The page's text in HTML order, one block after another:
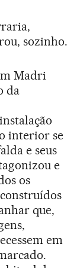
sozinho.
Madri
da
interior se
e seus
e
os
que,
em